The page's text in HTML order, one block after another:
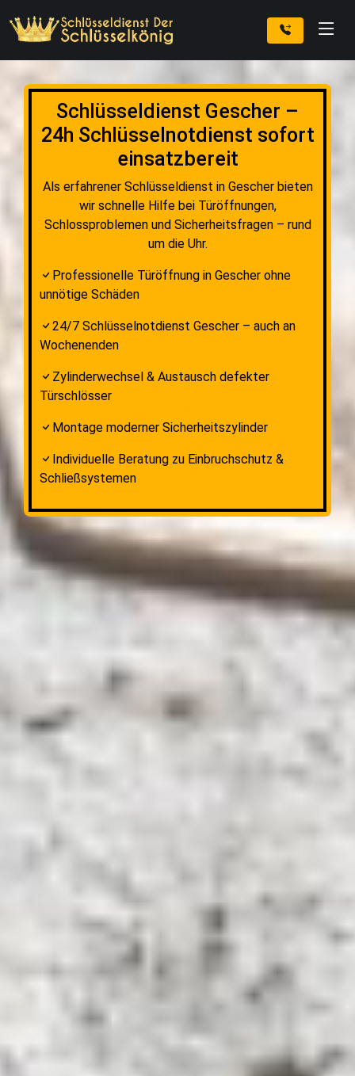
Schlüsseldienst Gescher –
24h Schlüsselnotdienst sofort
einsatzbereit
Als erfahrener Schlüsseldienst in Gescher bieten
wir schnelle Hilfe bei Türöffnungen,
Schlossproblemen und Sicherheitsfragen – rund
um die Uhr.
Professionelle Türöffnung in Gescher ohne
unnötige Schäden
24/7 Schlüsselnotdienst Gescher – auch an
Wochenenden
Zylinderwechsel & Austausch defekter
Türschlösser
Montage moderner Sicherheitszylinder
Individuelle Beratung zu Einbruchschutz &
Schließsystemen